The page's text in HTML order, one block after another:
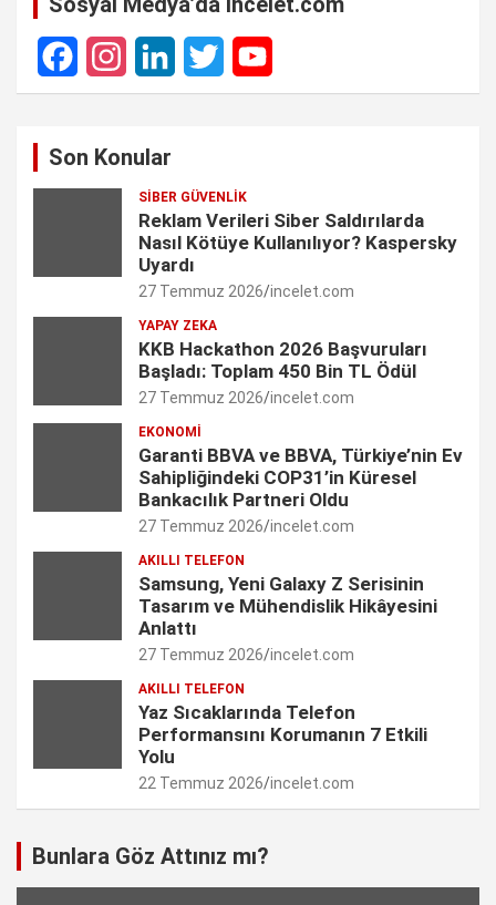
F
I
L
k
e
d
n
T
t
t
e
r
Y
T
u
b
C
a
n
n
e
l
Son Konular
SIBER GÜVENLIK
Reklam Verileri Siber Saldırılarda
Nasıl Kötüye Kullanılıyor? Kaspersky
Uyardı
27 Temmuz 2026 incelet.com
YAPAY ZEKA
KKB Hackathon 2026 Başvuruları
Başladı: Toplam 450 Bin TL Ödül
27 Temmuz 2026 incelet.com
EKONOMI
Garanti BBVA ve BBVA, Türkiye’nin Ev
Sahipliğindeki COP31’in Küresel
Bankacılık Partneri Oldu
27 Temmuz 2026 incelet.com
AKILLI TELEFON
Samsung, Yeni Galaxy Z Serisinin
Tasarım ve Mühendislik Hikâyesini
Anlattı
27 Temmuz 2026 incelet.com
AKILLI TELEFON
Yaz Sıcaklarında Telefon
Performansını Korumanın 7 Etkili
Yolu
22 Temmuz 2026 incelet.com
Bunlara Göz Attınız mı?